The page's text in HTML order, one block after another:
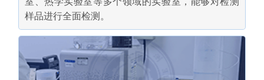
样品进行全面检测。